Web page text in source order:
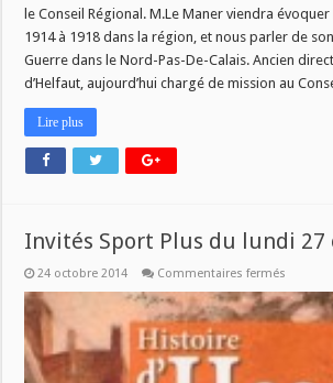
le Conseil Régional. M.Le Maner viendra
1914 à 1918 dans la région, et nous parler de
Guerre dans le Nord-Pas-De-Calais. Ancien
d’Helfaut, aujourd’hui chargé de mission au
Lire plus
Invités Sport Plus du lundi 27
24 octobre 2014 Commentaires fermés
Sport
Plus
du